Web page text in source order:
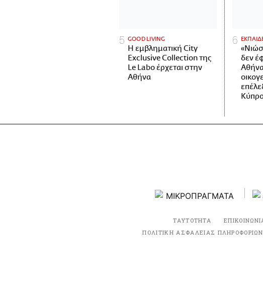
GOOD LIVING
Η εμβληματική City
Exclusive Collection της
Le Labo έρχεται στην
Αθήνα
δεν
ΤΑΥΤΟΤΗΤΑ
ΠΟΛΙΤΙΚΗ ΑΣΦΑΛΕΙΑΣ